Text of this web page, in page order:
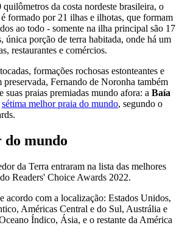
quilômetros da costa nordeste brasileira, o
é formado por 21 ilhas e ilhotas, que formam
ao todo - somente na ilha principal são 17
única porção de terra habitada, onde há um
restaurantes e comércios.
formações rochosas estonteantes e
Fernando de Noronha também
suas praias premiadas mundo afora: a Baía
sétima melhor praia do mundo, segundo o
do mundo
da Terra entraram na lista das melhores
Readers' Choice Awards 2022.
acordo com a localização: Estados Unidos,
Américas Central e do Sul, Austrália e
Índico, Ásia, e o restante da América